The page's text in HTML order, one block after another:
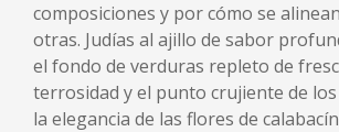
composiciones y por cómo se
otras. Judías al ajillo de sabor
el fondo de verduras repleto de
terrosidad y el punto crujiente de
la elegancia de las flores de